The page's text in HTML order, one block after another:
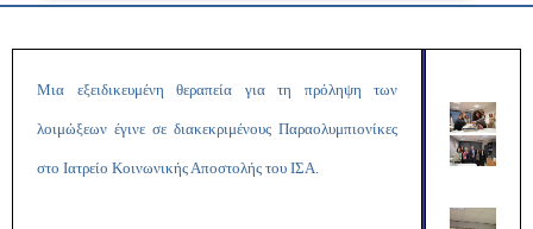
Μια εξειδικευμένη θεραπεία για τη πρόληψη των
λοιμώξεων έγινε σε διακεκριμένους Παραολυμπιονίκες
στο Ιατρείο Κοινωνικής Αποστολής του ΙΣΑ.